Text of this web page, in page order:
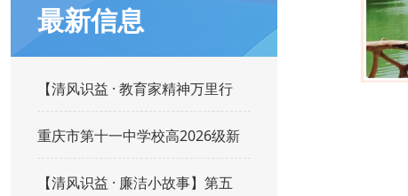
最新信息
【清风识益 · 教育家精神万里行
重庆市第十一中学校高2026级新
【清风识益 · 廉洁小故事】第五